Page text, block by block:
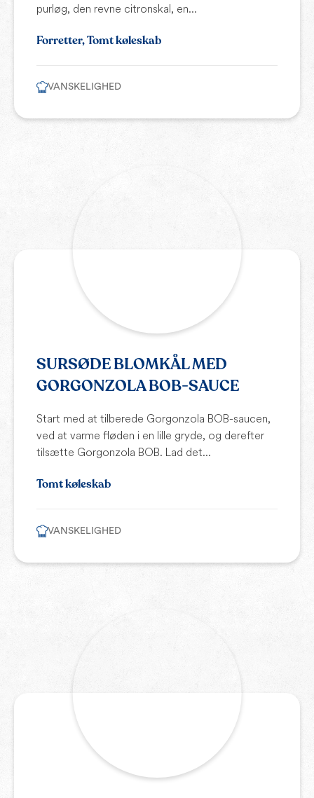
purløg, den revne citronskal, en...
Forretter, Tomt køleskab
VANSKELIGHED
SURSØDE BLOMKÅL MED
GORGONZOLA BOB-SAUCE
Start med at tilberede Gorgonzola BOB-saucen,
ved at varme fløden i en lille gryde, og derefter
tilsætte Gorgonzola BOB. Lad det...
Tomt køleskab
VANSKELIGHED